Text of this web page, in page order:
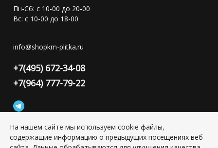
Пн-Сб: с 10-00 до 20-00
Вс: с 10-00 до 18-00
info@shopkm-plitka.ru
+7(495) 672-34-08
+7(964) 777-79-22
Конфиденциальность персональной информации
На нашем сайте мы используем cookie файлы,
содержащие информацию о предыдущих посещениях веб-